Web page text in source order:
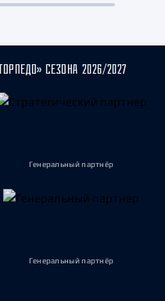
СЕЗОНА 2026/2027
Генеральный партнёр
Генеральный партнёр